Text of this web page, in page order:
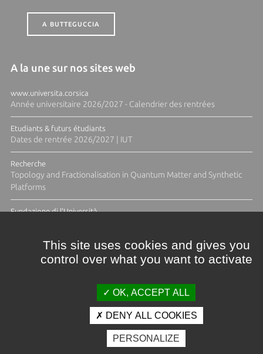
A BUTTEGUCCIA
A la une sur nos sites web
www.universita.corsica
Année universitaire 2026/2027 - Calendrier des rentrées
Etudiants & futurs étudiants
Dates de rentrée 2026/2027 | IUT
Recherche
Topology and Fractionalisation in Quantum Matter and Synthetic
Platforms
Fundazione di l'Università
Crédits et mentions légales
Espace presse
Photothèque
This site uses cookies and gives you
control over what you want to activate
OK, ACCEPT ALL
DENY ALL COOKIES
PERSONALIZE